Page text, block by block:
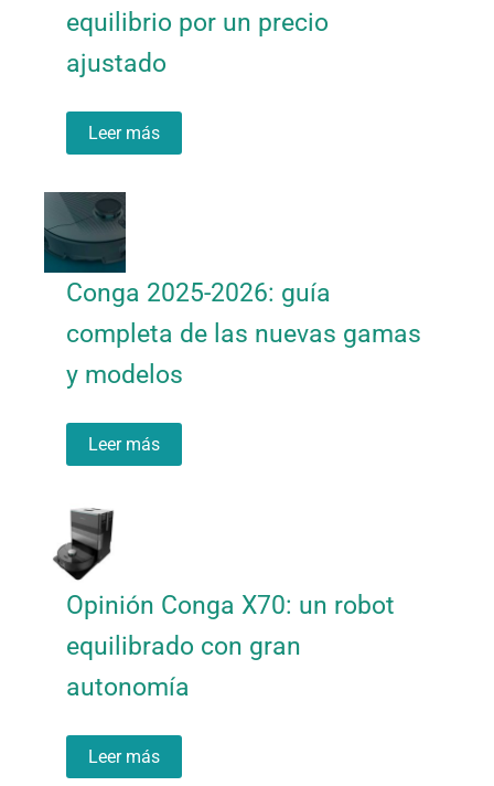
equilibrio por un precio
ajustado
Leer más
Conga 2025-2026: guía
completa de las nuevas gamas
y modelos
Leer más
Opinión Conga X70: un robot
equilibrado con gran
autonomía
Leer más